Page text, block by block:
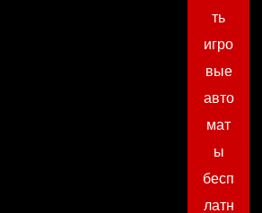
ть
игро
вые
авто
мат
ы
бесп
латн